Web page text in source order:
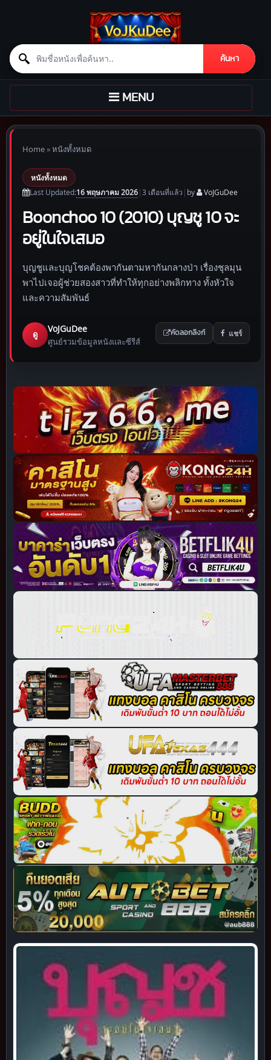
Search for:
ค้นหา
Skip to content
TOGGLE
NAVIGATION
MENU
Home»หนังทั้งหมด
หนังทั้งหมด
Last Updated:16 พฤษภาคม 2026|3 เดือนที่แล้ว | by VoJGuDee
Boonchoo 10 (2010) บุญชู 10 จะ
อยู่ในใจเสมอ
บุญชูและบุญโชคต้องพากันตามหากันกลางป่า เรื่องชุลมุน
พาไปเจอผู้ช่วยสองสาวที่ทำให้ทุกอย่างพลิกทาง ทั้งหัวใจ
และความสัมพันธ์
ดู
VoJGuDee
ศูนย์รวมข้อมูลหนังและซีรีส์
คัดลอกลิงก์ แชร์